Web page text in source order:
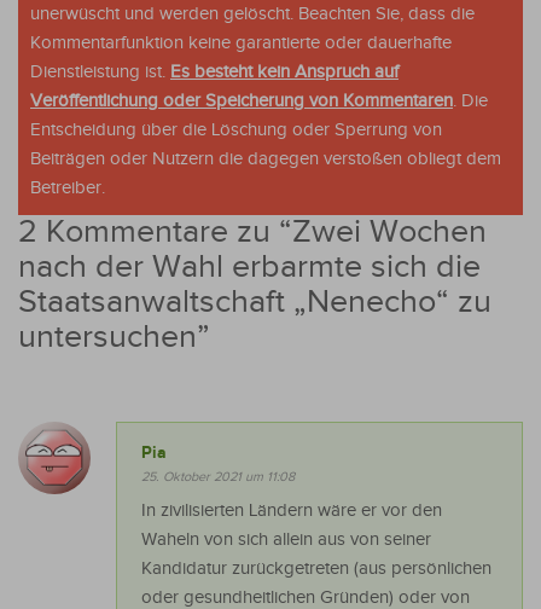
unerwüscht und werden gelöscht. Beachten Sie, dass die
Kommentarfunktion keine garantierte oder dauerhafte
Dienstleistung ist. Es besteht kein Anspruch auf
Veröffentlichung oder Speicherung von Kommentaren. Die
Entscheidung über die Löschung oder Sperrung von
Beiträgen oder Nutzern die dagegen verstoßen obliegt dem
Betreiber.
2 Kommentare zu “Zwei Wochen
nach der Wahl erbarmte sich die
Staatsanwaltschaft „Nenecho“ zu
untersuchen”
Pia
25. Oktober 2021 um 11:08
In zivilisierten Ländern wäre er vor den
Waheln von sich allein aus von seiner
Kandidatur zurückgetreten (aus persönlichen
oder gesundheitlichen Gründen) oder von